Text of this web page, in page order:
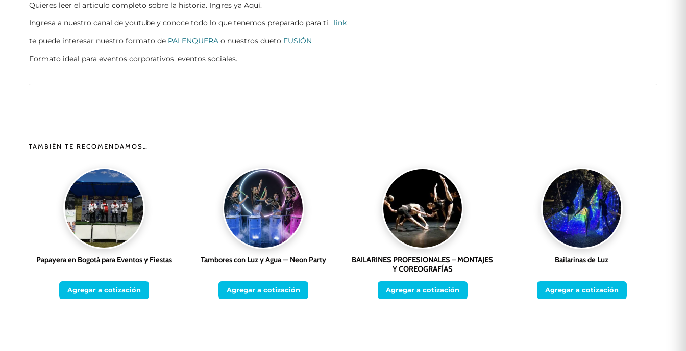
Quieres leer el articulo completo sobre la historia. Ingres ya Aquí.
Ingresa a nuestro canal de youtube y conoce todo lo que tenemos preparado para ti. link
te puede interesar nuestro formato de PALENQUERA o nuestros dueto FUSIÓN
Formato ideal para eventos corporativos, eventos sociales.
TAMBIÉN TE RECOMENDAMOS…
Papayera en Bogotá para Eventos y Fiestas
Agregar a cotización
Tambores con Luz y Agua — Neon Party
Agregar a cotización
BAILARINES PROFESIONALES – MONTAJES
Y COREOGRAFÍAS
Agregar a cotización
Bailarinas de Luz
Agregar a cotización